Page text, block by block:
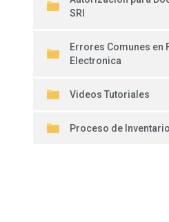
SRI
Errores Comunes en
Electronica
Videos Tutoriales
Proceso de Inventario